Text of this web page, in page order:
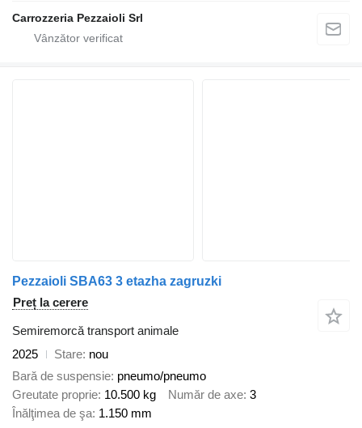
Carrozzeria Pezzaioli Srl
Pezzaioli SBA63 3 etazha zagruzki
Preț la cerere
Semiremorcă transport animale
2025
Stare nou
Bară de suspensie pneumo/pneumo
Greutate proprie 10.500 kg Număr de axe 3
Înălţimea de şa 1.150 mm